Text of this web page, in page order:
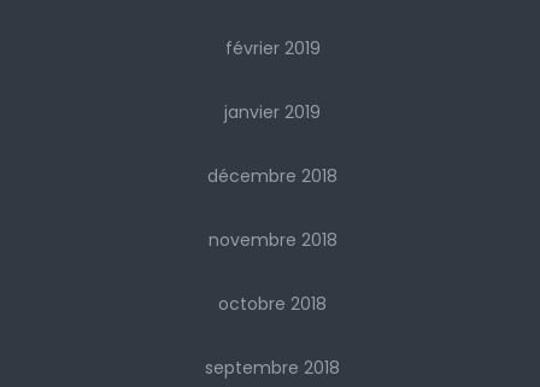
février 2019
janvier 2019
décembre 2018
novembre 2018
octobre 2018
septembre 2018